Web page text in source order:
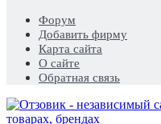
Форум
Добавить фирму
Карта сайта
О сайте
Обратная связь